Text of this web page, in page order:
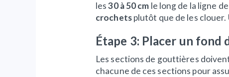
les30 à 50 cm le long de la ligne
crochetsplutôt que de les
Étape 3: Placer un
Les sections de gouttières
chacune de ces sections pour